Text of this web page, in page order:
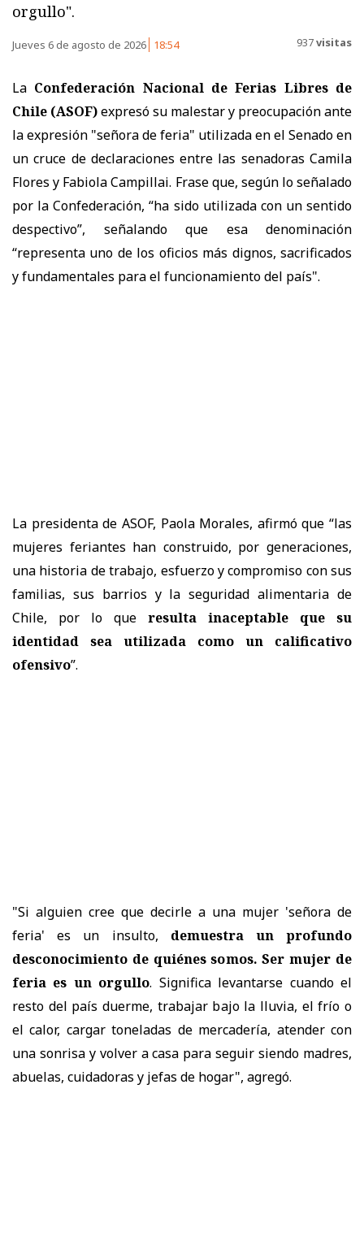
orgullo".
Jueves 6 de agosto de 2026 18:54 937visitas
La Confederación Nacional de Ferias Libres de
Chile (ASOF)expresó su malestar y preocupación ante
la expresión "señora de feria" utilizada en el Senado en
un cruce de declaraciones entre las senadoras Camila
Flores y Fabiola Campillai. Frase que, según lo señalado
por la Confederación, “ha sido utilizada con un sentido
despectivo”, señalando que esa denominación
“representa uno de los oficios más dignos, sacrificados
y fundamentales para el funcionamiento del país".
La presidenta de ASOF, Paola Morales, afirmó que “las
mujeres feriantes han construido, por generaciones,
una historia de trabajo, esfuerzo y compromiso con sus
familias, sus barrios y la seguridad alimentaria de
Chile, por lo que
resulta inaceptable que su
identidad sea utilizada como un calificativo
ofensivo”.
"Si alguien cree que decirle a una mujer 'señora de
feria' es un insulto, demuestra un profundo
desconocimiento de quiénes somos. Ser mujer de
feria es un orgullo. Significa levantarse cuando el
resto del país duerme, trabajar bajo la lluvia, el frío o
el calor, cargar toneladas de mercadería, atender con
una sonrisa y volver a casa para seguir siendo madres,
abuelas, cuidadoras y jefas de hogar", agregó.